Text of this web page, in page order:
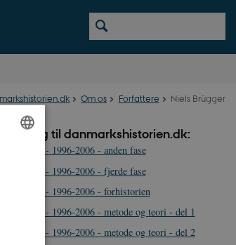
Om os Forfattere Niels Brügger
Bidrag til danmarkshistorien.dk:
dr.dk - 1996-2006 - anden fase
dr.dk - 1996-2006 - fjerde fase
dr.dk - 1996-2006 - forhistorien
dr.dk - 1996-2006 - metode og teori - del 1
dr.dk - 1996-2006 - metode og teori - del 2